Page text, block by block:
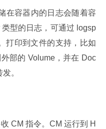
在容器内的日志会随着容
型的日志，可通过 logsp
打印到文件的支持，比如
部的 Volume，并在 Doc
。
CM 指令。CM 运行到 H